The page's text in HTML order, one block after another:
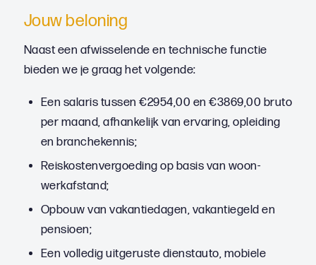
Jouw beloning
Naast een afwisselende en technische functie
bieden we je graag het volgende:
Een salaris tussen €2954,00 en €3869,00 bruto
per maand, afhankelijk van ervaring, opleiding
en branchekennis;
Reiskostenvergoeding op basis van woon-
werkafstand;
Opbouw van vakantiedagen, vakantiegeld en
pensioen;
Een volledig uitgeruste dienstauto, mobiele